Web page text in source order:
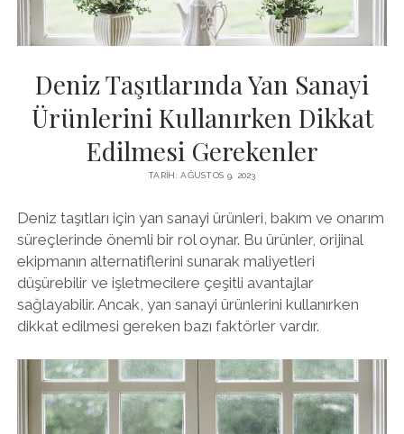
Deniz Taşıtlarında Yan Sanayi
Ürünlerini Kullanırken Dikkat
Edilmesi Gerekenler
TARIH: AĞUSTOS 9, 2023
Deniz taşıtları için yan sanayi ürünleri, bakım ve onarım
süreçlerinde önemli bir rol oynar. Bu ürünler, orijinal
ekipmanın alternatiflerini sunarak maliyetleri
düşürebilir ve işletmecilere çeşitli avantajlar
sağlayabilir. Ancak, yan sanayi ürünlerini kullanırken
dikkat edilmesi gereken bazı faktörler vardır.